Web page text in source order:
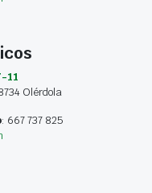
11
Olérdola
: 667 737 825